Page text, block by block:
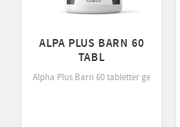
ALPA PLUS BARN 60
TABL
Alpha Plus Barn 60 tabletter ger hela